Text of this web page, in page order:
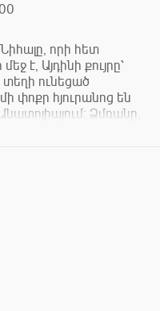
որի հետ
է, Այդինի քույրը՝
ունեցած
փոքր հյուրանոց են
Ձմռանը,